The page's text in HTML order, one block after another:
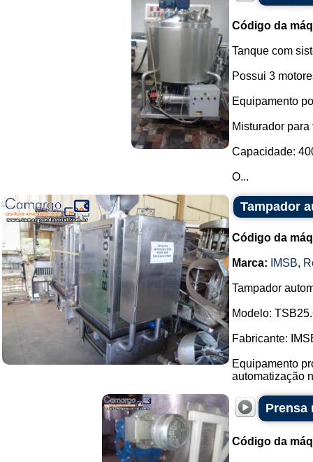
Código da
Tanque com
Possui 3
Equipamento
Misturador
Capacidade:
O...
Tampador
Código da
Marca: IMSB,
Tampador
Modelo:
Fabricante:
Equipamento
automatização
Prensa
Código da